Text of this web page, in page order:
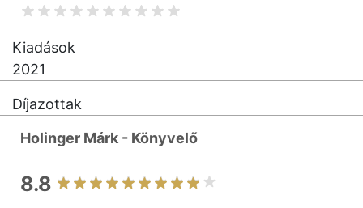
Kiadások
2021
Díjazottak
Holinger Márk - Könyvelő
8.8